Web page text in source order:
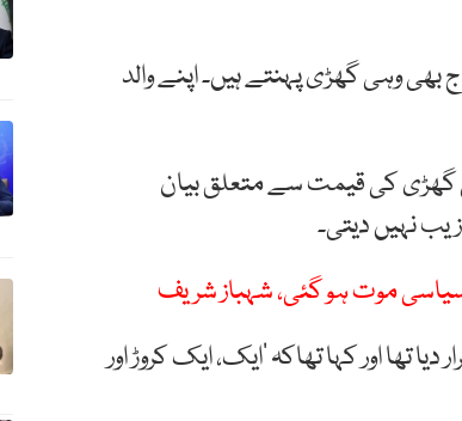
وہی گھڑی پہنتے ہیں۔ اپنے والد
گھڑی کی قیمت سے متعلق بیان
نہیں دیتی۔
موت ہو گئی، شہباز شریف
تھا اور کہا تھاکہ ’ایک، ایک کروڑ اور